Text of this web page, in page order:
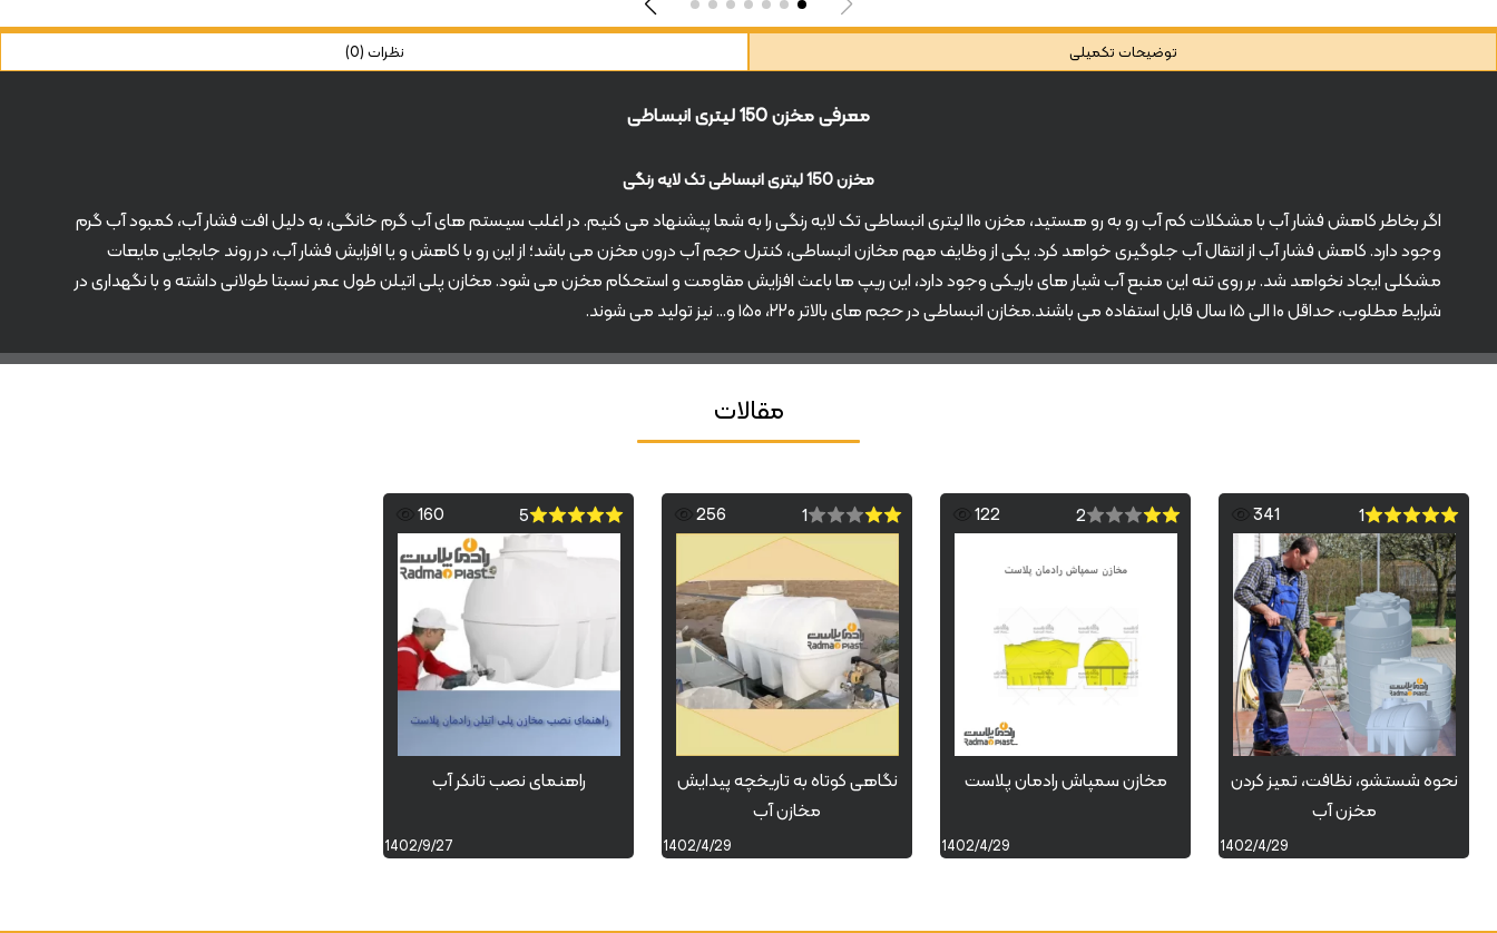
توضیحات تکمیلی نظرات (0)
معرفی مخزن 150 لیتری انبساطی
مخزن 150 لیتری انبساطی تک لایه رنگی
اگر بخاطر کاهش فشار آب با مشکلات کم آب رو به رو هستید، مخزن ۱۱۰ لیتری انبساطی تک لایه رنگی را به شما پیشنهاد می کنیم. در اغلب سیستم های آب گرم خانگی، به دلیل افت فشار آب، کمبود آب گرم
وجود دارد. کاهش فشار آب از انتقال آب جلوگیری خواهد کرد. یکی از وظایف مهم مخازن انبساطی، کنترل حجم آب درون مخزن می باشد؛ از این رو با کاهش و یا افزایش فشار آب، در روند جابجایی مایعات
مشکلی ایجاد نخواهد شد. بر روی تنه این منبع آب شیار های باریکی وجود دارد، این ریپ ها باعث افزایش مقاومت و استحکام مخزن می شود. مخازن پلی اتیلن طول عمر نسبتا طولانی داشته و با نگهداری در
شرایط مطلوب، حداقل ۱۰ الی ۱۵ سال قابل استفاده می باشند.مخازن انبساطی در حجم های بالاتر ۲۲۰، ۱۵۰ و… نیز تولید می شوند.
مقالات
1
341
نحوه شستشو، نظافت، تمیز کردن
مخزن آب
1402/4/29
2
122
مخازن سمپاش رادمان پلاست
1402/4/29
1
256
نگاهی کوتاه به تاریخچه پیدایش
مخازن آب
1402/4/29
5
160
راهنمای نصب تانکر آب
1402/9/27